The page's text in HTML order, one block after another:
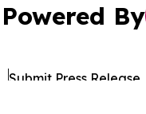
Powered By
Submit Press Release